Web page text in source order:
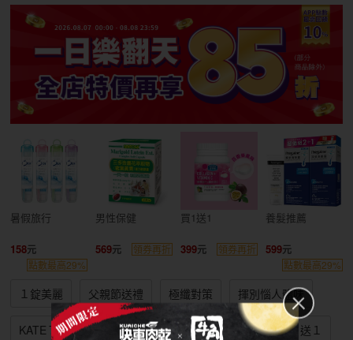
暑假旅行
158
點數最高29%
男性保健
569 領券再折
買1送1
399 領券再折
養髮推薦
599
點數最高29%
１錠美麗 父親節送禮 極纖對策 揮別惱人體味
KATE７折 兩件６６折up 友善環境清潔 買１送１